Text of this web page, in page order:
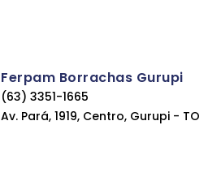
Ferpam Borrachas Gurupi
(63) 3351-1665
Av. Pará, 1919, Centro, Gurupi - TO